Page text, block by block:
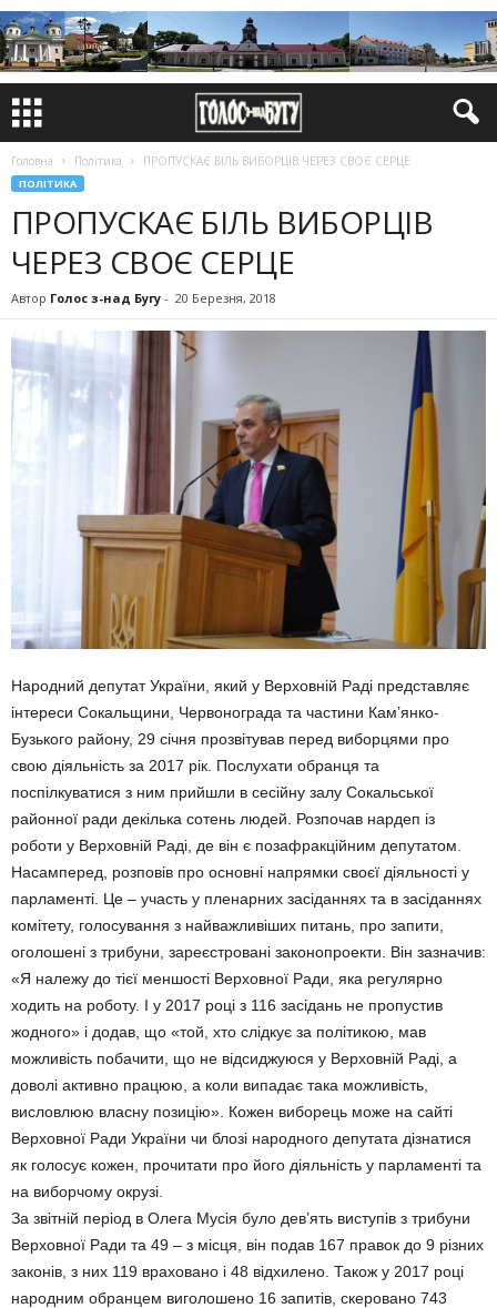
Головна Політика ПРОПУСКАЄ БІЛЬ ВИБОРЦІВ ЧЕРЕЗ СВОЄ СЕРЦЕ
ПОЛІТИКА
ПРОПУСКАЄ БІЛЬ ВИБОРЦІВ
ЧЕРЕЗ СВОЄ СЕРЦЕ
Автор Голос з-над Бугу - 20 Березня, 2018
Народний депутат України, який у Верховній Раді представляє
інтереси Сокальщини, Червонограда та частини Кам’янко-
Бузького району, 29 січня прозвітував перед виборцями про
свою діяльність за 2017 рік. Послухати обранця та
поспілкуватися з ним прийшли в сесійну залу Сокальської
районної ради декілька сотень людей. Розпочав нардеп із
роботи у Верховній Раді, де він є позафракційним депутатом.
Насамперед, розповів про основні напрямки своєї діяльності у
парламенті. Це – участь у пленарних засіданнях та в засіданнях
комітету, голосування з найважливіших питань, про запити,
оголошені з трибуни, зареєстровані законопроекти. Він зазначив:
«Я належу до тієї меншості Верховної Ради, яка регулярно
ходить на роботу. І у 2017 році з 116 засідань не пропустив
жодного» і додав, що «той, хто слідкує за політикою, мав
можливість побачити, що не відсиджуюся у Верховній Раді, а
доволі активно працюю, а коли випадає така можливість,
висловлюю власну позицію». Кожен виборець може на сайті
Верховної Ради України чи блозі народного депутата дізнатися
як голосує кожен, прочитати про його діяльність у парламенті та
на виборчому окрузі.
За звітній період в Олега Мусія було дев’ять виступів з трибуни
Верховної Ради та 49 – з місця, він подав 167 правок до 9 різних
законів, з них 119 враховано і 48 відхилено. Також у 2017 році
народним обранцем виголошено 16 запитів, скеровано 743